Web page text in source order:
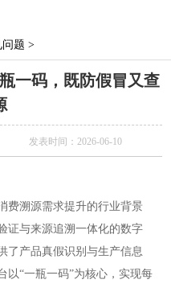
题 >
一码，既防假冒又查
发表时间：2026-06-10
费溯源需求提升的行业背景
证与来源追溯一体化的数字
了产品真假识别与生产信息
以“一瓶一码”为核心，实现每